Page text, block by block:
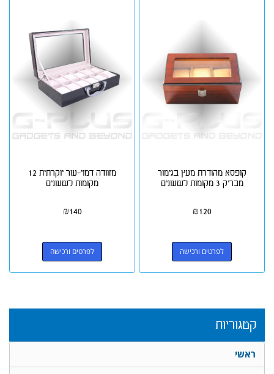
קופסא מהודרת מעץ בגימור
מבריק 3 מקומות לשעונים
₪120
לפרטים ורכישה
מזוודה דמוי-עור יוקרתית 12
מקומות לשעונים
₪140
לפרטים ורכישה
קטגוריות
ראשי